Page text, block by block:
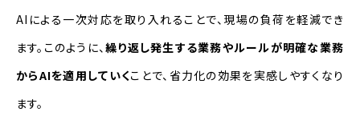
AIによる一次対応を取り入れることで、現場の負荷を軽減でき
ます。このように、繰り返し発生する業務やルールが明確な業務
からAIを適用していくことで、省力化の効果を実感しやすくなり
ます。